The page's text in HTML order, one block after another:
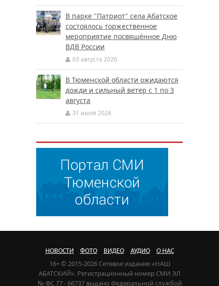
В парке "Патриот" села Абатское
состоялось торжественное
мероприятие посвящённое Дню
ВДВ России
03 августа 2026
В Тюменской области ожидаются
дожди и сильный ветер с 1 по 3
августа
31 июля 2026
НОВОСТИ ФОТО ВИДЕО АУДИО О НАС
16+ © 2015-2026 Сетевое издание «НАШ
АБАТСКИЙ». Регистрационный номер СМИ ЭЛ
№ ФС 77 - 66737 выдано Федеральной службой